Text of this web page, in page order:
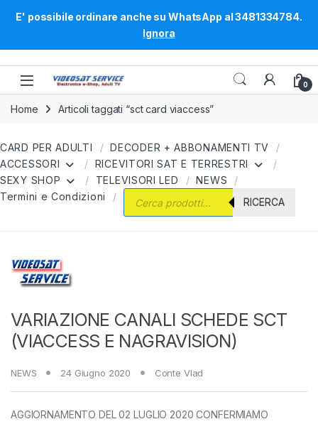
E' possibile ordinare anche su WhatsApp al 3481334784.
Ignora
Skip to navigation
Skip to content
0
Home Articoli taggati “sct card viaccess”
CARD PER ADULTI
DECODER + ABBONAMENTI TV
ACCESSORI
RICEVITORI SAT E TERRESTRI
SEXY SHOP
TELEVISORI LED
NEWS
Termini e Condizioni
Products search
RICERCA
VARIAZIONE CANALI SCHEDE SCT
(VIACCESS E NAGRAVISION)
NEWS 24 Giugno 2020 Conte Vlad
AGGIORNAMENTO DEL 02 LUGLIO 2020 CONFERMIAMO